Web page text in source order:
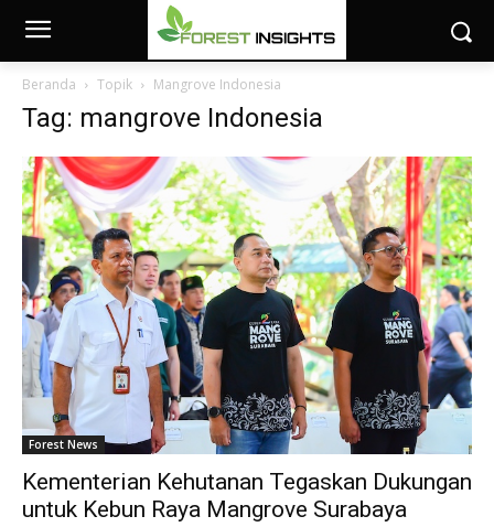
Beranda Topik Mangrove Indonesia
Tag: mangrove Indonesia
Forest News
Kementerian Kehutanan Tegaskan Dukungan
untuk Kebun Raya Mangrove Surabaya